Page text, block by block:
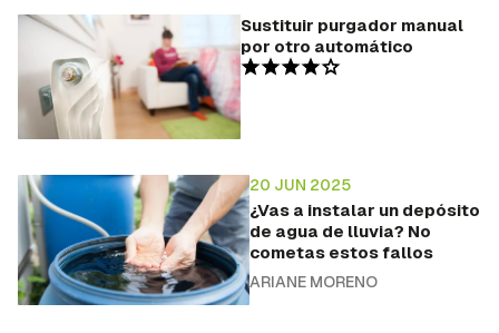
Sustituir purgador manual
por otro automático
20 JUN 2025
¿Vas a instalar un depósito
de agua de lluvia? No
cometas estos fallos
ARIANE MORENO